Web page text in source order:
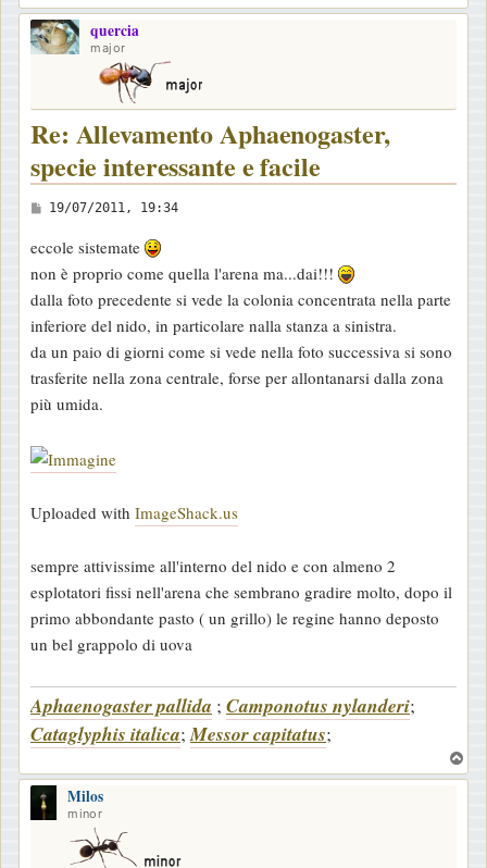
o
o
quercia
major
Re: Allevamento Aphaenogaster,
specie interessante e facile
M
s
s
a
g
g
i
o
19/07/2011, 19:34
eccole sistemate
non è proprio come quella l'arena ma...dai!!!
dalla foto precedente si vede la colonia concentrata nella parte
inferiore del nido, in particolare nalla stanza a sinistra.
da un paio di giorni come si vede nella foto successiva si sono
trasferite nella zona centrale, forse per allontanarsi dalla zona
più umida.
Uploaded with ImageShack.us
sempre attivissime all'interno del nido e con almeno 2
esplotatori fissi nell'arena che sembrano gradire molto, dopo il
primo abbondante pasto ( un grillo) le regine hanno deposto
un bel grappolo di uova
Aphaenogaster pallida ; Camponotus nylanderi;
Cataglyphis italica; Messor capitatus;
o
Milos
minor